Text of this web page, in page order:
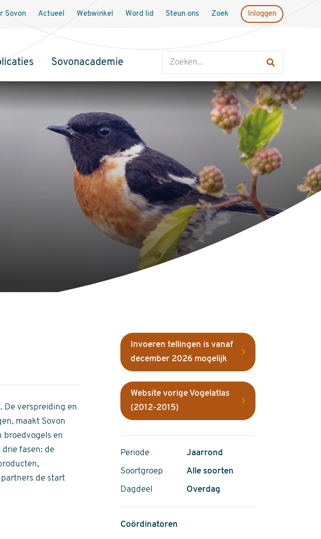
Sovonacademie
Sovon Actueel Webwinkel Word lid Steun ons Zoek Inloggen
De verspreiding en
maakt Sovon
broedvogels en
fasen: de
de start
Invoeren tellingen is vanaf
december 2026 mogelijk
Website vorige Vogelatlas
(2012-2015)
Periode Jaarrond
Soortgroep Alle soorten
Dagdeel Overdag
Coördinatoren